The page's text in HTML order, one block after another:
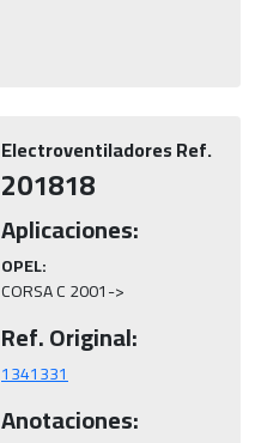
Electroventiladores Ref.
201818
Aplicaciones:
OPEL:
CORSA C 2001->
Ref. Original:
1341331
Anotaciones: